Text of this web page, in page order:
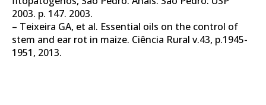
2003. p. 147. 2003.
– Teixeira GA, et al. Essential oils on the control of
stem and ear rot in maize. Ciência Rural v.43, p.1945-
1951, 2013.